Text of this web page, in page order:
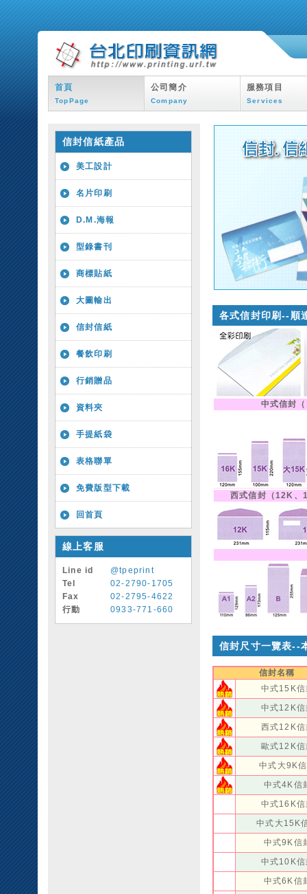
首頁
TopPage
公司簡介
Company
服務項目
Services
各式信封印刷--順
中式信封
西式信封（12K、
信封尺寸一覽表--
信封名稱
中式15K信
中式12K信
西式12K信
歐式12K信
中式大9K
中式4K信
中式16K信
中式大15K
中式9K信
中式10K信
中式6K信
信封信紙產品
美工設計
名片印刷
D.M.海報
型錄書刊
商標貼紙
大圖輸出
信封信紙
餐飲印刷
行銷贈品
資料夾
手提紙袋
表格聯單
免費版型下載
回首頁
線上客服
Line id
@tpeprint
Tel
02-2790-1705
Fax
02-2795-4622
行動
0933-771-660